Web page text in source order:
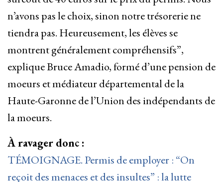
n’avons pas le choix, sinon notre trésorerie ne
tiendra pas. Heureusement, les élèves se
montrent généralement compréhensifs”,
explique Bruce Amadio, formé d’une pension de
moeurs et médiateur départemental de la
Haute-Garonne de l’Union des indépendants de
la moeurs.
À ravager donc :
TÉMOIGNAGE. Permis de employer : “On
reçoit des menaces et des insultes” : la lutte